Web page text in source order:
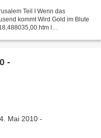
Teil I Wenn das
kommt Wird Gold im Blute
l
-